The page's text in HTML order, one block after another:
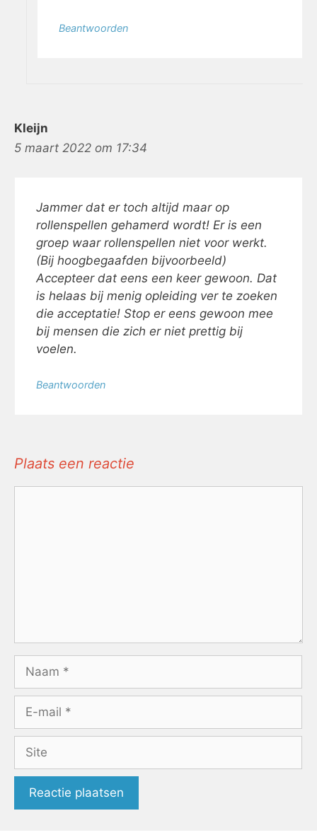
Beantwoorden
Kleijn
5 maart 2022 om 17:34
Jammer dat er toch altijd maar op
rollenspellen gehamerd wordt! Er is een
groep waar rollenspellen niet voor werkt.
(Bij hoogbegaafden bijvoorbeeld)
Accepteer dat eens een keer gewoon. Dat
is helaas bij menig opleiding ver te zoeken
die acceptatie! Stop er eens gewoon mee
bij mensen die zich er niet prettig bij
voelen.
Beantwoorden
Plaats een reactie
mail